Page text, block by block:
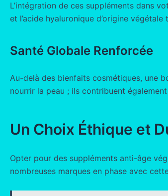
L’intégration de ces suppléments dans
et l’acide hyaluronique d’origine
Santé Globale Renforcée
Au-delà des bienfaits cosmétiques, une
nourrir la peau ; ils contribuent
Un Choix Éthique et
Opter pour des suppléments anti-âge
nombreuses marques en phase avec